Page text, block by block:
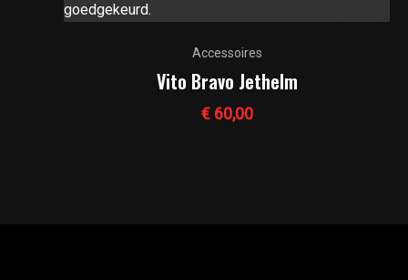
Accessoires
Vito Bravo Jethelm
€60,00